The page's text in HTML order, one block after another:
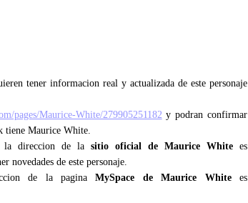
tener informacion real y actualizada de este personaje
pages/Maurice-White/279905251182y podran confirmar
tiene Maurice White.
la direccion de la sitio oficial de Maurice White es
novedades de este personaje.
de la paginaMySpace de Maurice Whitees